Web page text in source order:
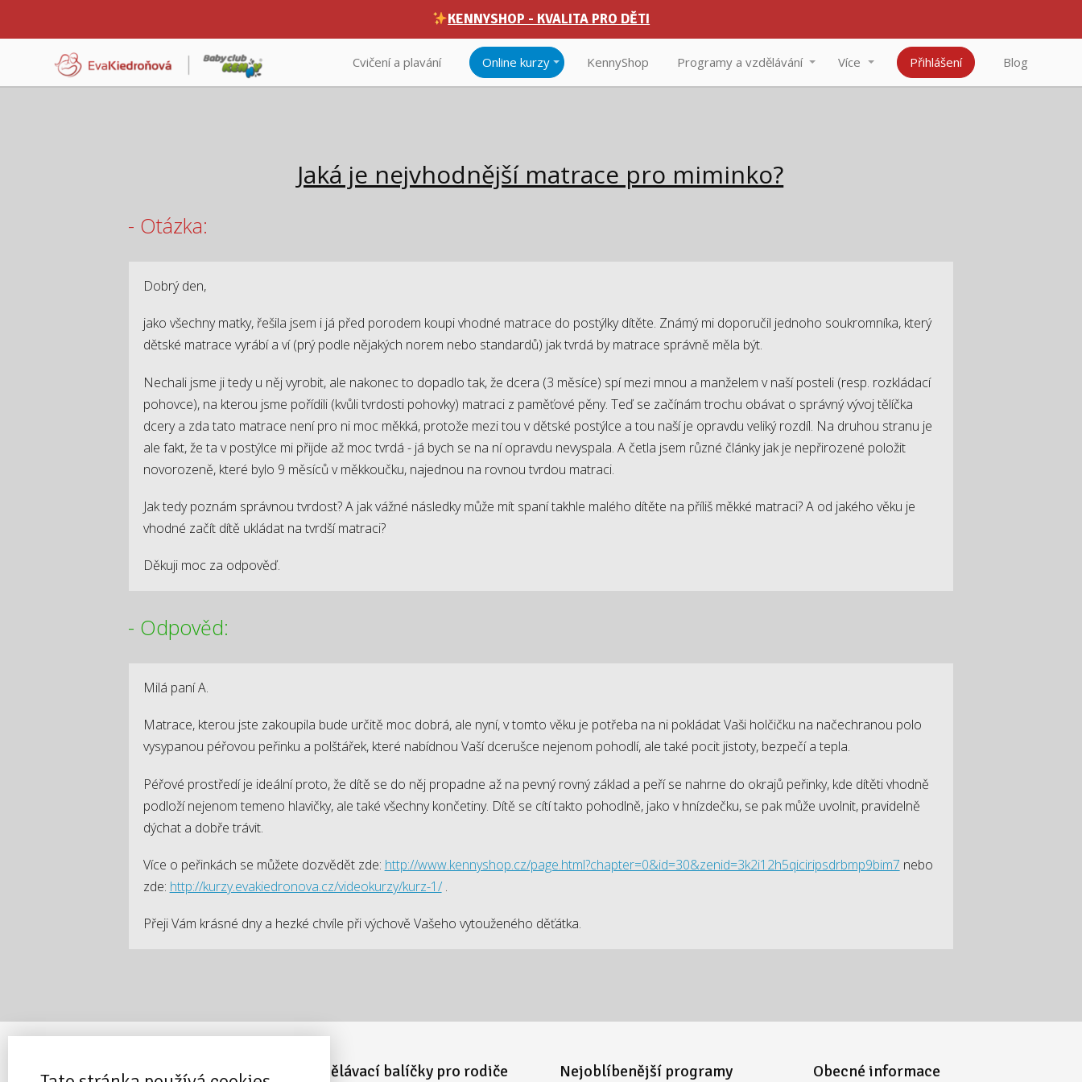
KENNYSHOP - KVALITA PRO DĚTI
Cvičení a plavání Online kurzy KennyShop Programy a vzdělávání Více Přihlášení Blog
Jaká je nejvhodnější matrace pro miminko?
- Otázka:
Dobrý den,
jako všechny matky, řešila jsem i já před porodem koupi vhodné matrace do postýlky dítěte. Známý mi doporučil jednoho soukromníka, který
dětské matrace vyrábí a ví (prý podle nějakých norem nebo standardů) jak tvrdá by matrace správně měla být.
Nechali jsme ji tedy u něj vyrobit, ale nakonec to dopadlo tak, že dcera (3 měsíce) spí mezi mnou a manželem v naší posteli (resp. rozkládací
pohovce), na kterou jsme pořídili (kvůli tvrdosti pohovky) matraci z paměťové pěny. Teď se začínám trochu obávat o správný vývoj tělíčka
dcery a zda tato matrace není pro ni moc měkká, protože mezi tou v dětské postýlce a tou naší je opravdu veliký rozdíl. Na druhou stranu je
ale fakt, že ta v postýlce mi přijde až moc tvrdá - já bych se na ní opravdu nevyspala. A četla jsem různé články jak je nepřirozené položit
novorozeně, které bylo 9 měsíců v měkkoučku, najednou na rovnou tvrdou matraci.
Jak tedy poznám správnou tvrdost? A jak vážné následky může mít spaní takhle malého dítěte na příliš měkké matraci? A od jakého věku je
vhodné začít dítě ukládat na tvrdší matraci?
Děkuji moc za odpověď.
- Odpověd:
Milá paní A.
Matrace, kterou jste zakoupila bude určitě moc dobrá, ale nyní, v tomto věku je potřeba na ni pokládat Vaši holčičku na načechranou polo
vysypanou péřovou peřinku a polštářek, které nabídnou Vaší dcerušce nejenom pohodlí, ale také pocit jistoty, bezpečí a tepla.
Péřové prostředí je ideální proto, že dítě se do něj propadne až na pevný rovný základ a peří se nahrne do okrajů peřinky, kde dítěti vhodně
podloží nejenom temeno hlavičky, ale také všechny končetiny. Dítě se cítí takto pohodlně, jako v hnízdečku, se pak může uvolnit, pravidelně
dýchat a dobře trávit.
Více o peřinkách se můžete dozvědět zde: http://www.kennyshop.cz/page.html?chapter=0&id=30&zenid=3k2i12h5qiciripsdrbmp9bim7 nebo
zde: http://kurzy.evakiedronova.cz/videokurzy/kurz-1/.
Přeji Vám krásné dny a hezké chvíle při výchově Vašeho vytouženého děťátka.
Nejžádanější online kurzy Vzdělávací balíčky pro rodiče Nejoblíbenější programy Obecné informace